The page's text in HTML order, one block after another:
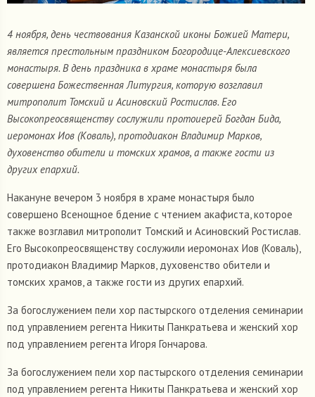
4 ноября, день чествования Казанской иконы Божией Матери,
является престольным праздником Богородице-Алексиевского
монастыря. В день праздника в храме монастыря была
совершена Божественная Литургия, которую возглавил
митрополит Томский и Асиновский Ростислав. Его
Высокопреосвященству сослужили протоиерей Богдан Бида,
иеромонах Иов (Коваль), протодиакон Владимир Марков,
духовенство обители и томских храмов, а также гости из
других епархий.
Накануне вечером 3 ноября в храме монастыря было
совершено Всенощное бдение с чтением акафиста, которое
также возглавил митрополит Томский и Асиновский Ростислав.
Его Высокопреосвященству сослужили иеромонах Иов (Коваль),
протодиакон Владимир Марков, духовенство обители и
томских храмов, а также гости из других епархий.
За богослужением пели хор пастырского отделения семинарии
под управлением регента Никиты Панкратьева и женский хор
под управлением регента Игоря Гончарова.
За богослужением пели хор пастырского отделения семинарии
под управлением регента Никиты Панкратьева и женский хор